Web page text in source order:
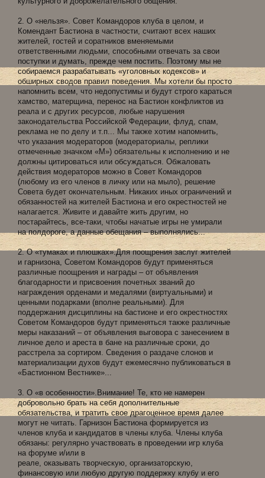
2. О «нельзя». Совет Командоров клуба в целом, и
Комендант Бастиона в частности, считают всех наших
жителей, гостей и соратников вменяемыми
ответственными людьми, способными отвечать за свои
поступки и думать, прежде чем постить. Поэтому мы не
собираемся разрабатывать «уголовных кодексов» и
обширных сводов правил поведения. Мы хотели бы просто
напомнить всем, что недопустимы и будут строго караться
хамство, матерщина, перенос на Бастион конфликтов из
реала и с других ресурсов, любые нарушения
законодательства Российской Федерации, флуд, спам,
реклама не по делу и т.п... Мы также хотим напомнить,
что указания модераторов (модераториалы, реплики
отмеченные значком «М») обязательны к исполнению и не
должны цитироваться или обсуждаться. Обжаловать
действия модераторов можно в Совет Командоров
(любому из его членов в личку или на мыло), решение
Совета будет окончательным. Никаких иных ограничений и
обязанностей на жителей Бастиона и его окрестностей не
налагается. Живите и давайте жить другим, но
постарайтесь, все-таки, чтобы начатые игры не умирали
на полдороге, а данные обещания – выполнялись...
2. О «тумаках и плюшках».Для поощрения заслуг жителей
и гарнизона, Советом Командоров будут применяться
различные поощрения и награды – от объявления
благодарности и присвоения почетных званий до
награждения орденами и медалями (виртуальными) и
ценными подарками (вполне реальными). Для
поддержания дисциплины на бастионе и его окрестностях
Советом Командоров будут применяться также различные
меры наказаний – от объявления выговора с занесением в
личное дело и ареста в бане на различные сроки, до
расстрела за сортиром. Сведения о раздаче слонов и
материализации духов будут ежемесячно публиковаться в
«Бастионном Вестнике»...
3. О «в особенности».Внимание! Те, кто не намерен
добровольно брать на себя дополнительные
обязательства, и тратить свое драгоценное время далее
могут не читать. Гарнизон Бастиона формируется из
членов клуба и кандидатов в члены клуба. Члены клуба
обязаны: регулярно участвовать в проведении игр клуба
на форуме и/или в
реале, оказывать творческую, организаторскую,
финансовую или любую другую поддержку клубу и его